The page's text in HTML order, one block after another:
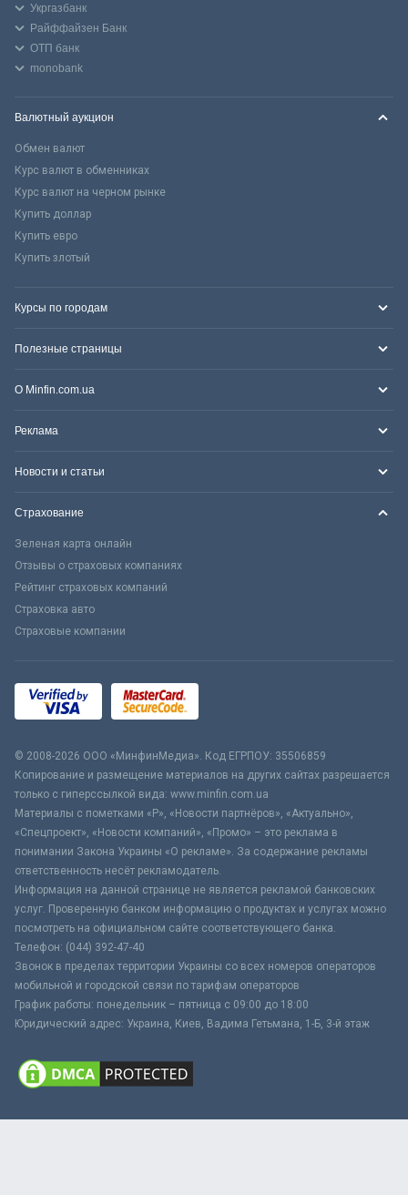
Укргазбанк
Райффайзен Банк
ОТП банк
monobank
Валютный аукцион
Обмен валют
Курс валют в обменниках
Курс валют на черном рынке
Купить доллар
Купить евро
Купить злотый
Курсы по городам
Полезные страницы
О Minfin.com.ua
Реклама
Новости и статьи
Страхование
Зеленая карта онлайн
Отзывы о страховых компаниях
Рейтинг страховых компаний
Страховка авто
Страховые компании
© 2008-2026 ООО «МинфинМедиа». Код ЕГРПОУ: 35506859
Копирование и размещение материалов на других сайтах разрешается
только с гиперссылкой вида: www.minfin.com.ua
Материалы с пометками «Р», «Новости партнёров», «Актуально»,
«Спецпроект», «Новости компаний», «Промо» – это реклама в
понимании Закона Украины «О рекламе». За содержание рекламы
ответственность несёт рекламодатель.
Информация на данной странице не является рекламой банковских
услуг. Проверенную банком информацию о продуктах и услугах можно
посмотреть на официальном сайте соответствующего банка.
Телефон: (044) 392-47-40
Звонок в пределах территории Украины со всех номеров операторов
мобильной и городской связи по тарифам операторов
График работы: понедельник – пятница с 09:00 до 18:00
Юридический адрес: Украина, Киев, Вадима Гетьмана, 1-Б, 3-й этаж